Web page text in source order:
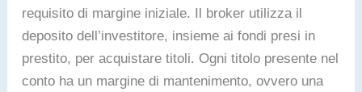
requisito di margine iniziale. Il broker utilizza il
deposito dell’investitore, insieme ai fondi presi in
prestito, per acquistare titoli. Ogni titolo presente nel
conto ha un margine di mantenimento, ovvero una